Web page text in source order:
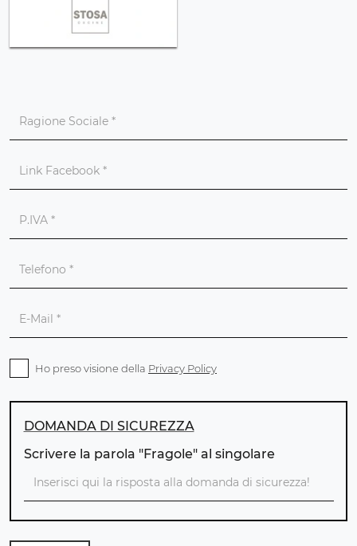
Ho preso visione della Privacy Policy
DOMANDA DI SICUREZZA
Scrivere la parola "Fragole" al singolare